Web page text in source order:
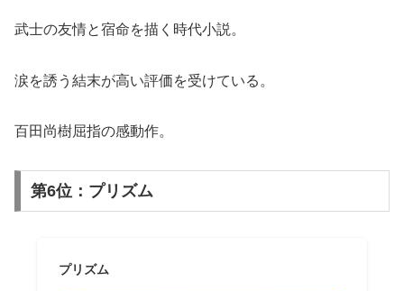
武士の友情と宿命を描く時代小説。
涙を誘う結末が高い評価を受けている。
百田尚樹屈指の感動作。
第6位：プリズム
プリズム